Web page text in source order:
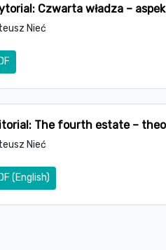
Czwarta władza –
Nieć
The fourth estate –
Nieć
(English)